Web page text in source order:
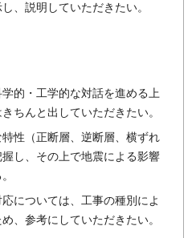
、説明していただきたい。
的・工学的な対話を進める上
ちんと出していただきたい。
性（正断層、逆断層、横ずれ
し、その上で地震による影響
については、工事の種別によ
、参考にしていただきたい。